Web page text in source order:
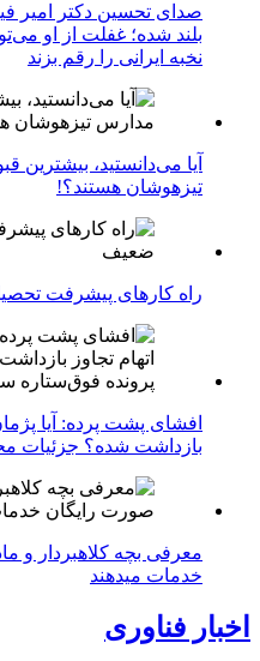
صدای تحسین دکتر امیر
بلند شده؛ غفلت از او
نخبه ایرانی را رقم بزند
آیا می‌دانستید، بیشترین
تیزهوشان هستند؟!
راه کارهای پیشرفت
افشای پشت پرده: آیا
بازداشت شده؟ جزئیات
معرفی بچه کلاهبردار و
خدمات میدهند
اخبار فناوری